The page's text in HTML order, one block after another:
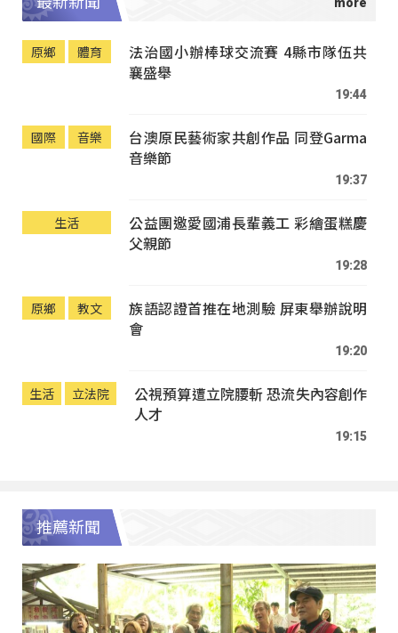
原鄉 體育
法治國小辦棒球交流賽 4縣市隊伍共
襄盛舉
19:44
國際 音樂
台澳原民藝術家共創作品 同登Garma
音樂節
19:37
生活
公益團邀愛國浦長輩義工 彩繪蛋糕慶
父親節
19:28
原鄉 教文
族語認證首推在地測驗 屏東舉辦說明
會
19:20
生活 立法院
公視預算遭立院腰斬 恐流失內容創作
人才
19:15
推薦新聞